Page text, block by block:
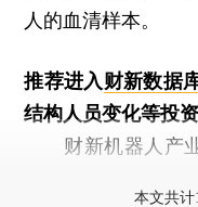
人的血清样本。
推荐进入财新数据
结构人员变化等投资
财新机器人产业
本文共计